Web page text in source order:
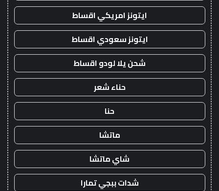
ايتونز امريكي اقساط
ايتونز سعودي اقساط
شحن يلا لودو اقساط
حناء شعر
حنا
ماتشا
شاي ماتشا
شدات ببجي تمارا